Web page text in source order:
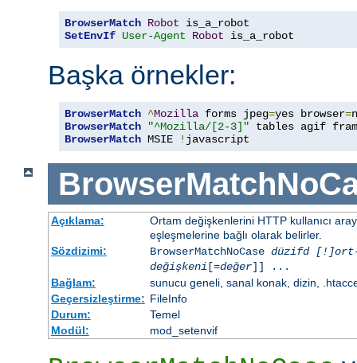
BrowserMatch Robot
SetEnvIf User-Agent Robot is_a_robot
Başka örnekler:
BrowserMatch ^Mozilla forms jpeg=yes browser=
BrowserMatch
"^Mozilla/[2-3]"
BrowserMatch MSIE ! javascript
Açıklama:
Ortam değişkenlerini HTTP kullanıcı
eşleşmelerine bağlı olarak belirler.
Sözdizimi:
BrowserMatchNoCase düzifd [!]ort-
değişkeni [=değer]] ...
Bağlam:
sunucu geneli, sanal konak, dizin,
Geçersizleştirme: FileInfo
Durum:
Temel
Modül:
mod_setenvif